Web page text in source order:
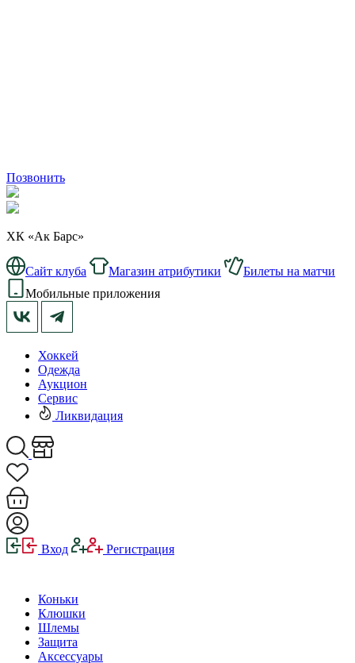
Позвонить
ХК «Ак Барс»
Сайт клуба Магазин атрибутики
Билеты на матчи
Мобильные приложения
Хоккей
Одежда
Аукцион
Сервис
Ликвидация
Вход Регистрация
Коньки
Клюшки
Шлемы
Защита
Аксессуары